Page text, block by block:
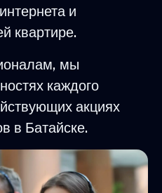
и
квартире.
мы
каждого
акциях
в Батайске.